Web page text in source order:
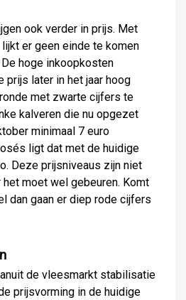
ook verder in prijs. Met
er geen einde te komen
hoge inkoopkosten
prijs later in het jaar hoog
met zwarte cijfers te
kalveren die nu opgezet
minimaal 7 euro
ligt dat met de huidige
Deze prijsniveaus zijn niet
moet wel gebeuren. Komt
dan gaan er diep rode cijfers
de vleesmarkt stabilisatie
prijsvorming in de huidige